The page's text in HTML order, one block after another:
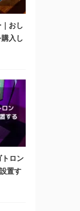
おし
入し
ロン
置す